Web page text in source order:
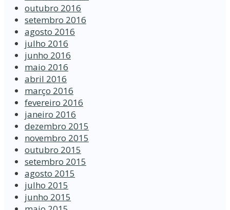
outubro 2016
setembro 2016
agosto 2016
julho 2016
junho 2016
maio 2016
abril 2016
março 2016
fevereiro 2016
janeiro 2016
dezembro 2015
novembro 2015
outubro 2015
setembro 2015
agosto 2015
julho 2015
junho 2015